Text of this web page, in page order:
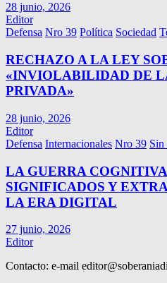
28 junio, 2026
Editor
Defensa Nro 39 Política Sociedad
RECHAZO A LA LEY
«INVIOLABILIDAD DE
PRIVADA»
28 junio, 2026
Editor
Defensa Internacionales Nro 39 Sin
LA GUERRA
SIGNIFICADOS Y
LA ERA DIGITAL
27 junio, 2026
Editor
Contacto: e-mail